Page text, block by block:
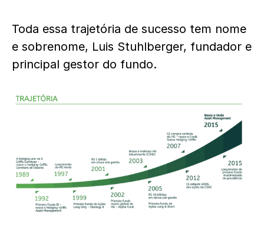
Toda essa trajetória de sucesso tem nome
e sobrenome, Luis Stuhlberger, fundador e
principal gestor do fundo.